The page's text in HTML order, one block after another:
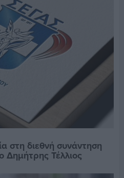
στη διεθνή συνάντηση
Τέλλιος